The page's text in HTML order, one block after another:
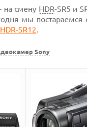
на смену HDR-SR5 и
мы постараемся
SR12.
Sony